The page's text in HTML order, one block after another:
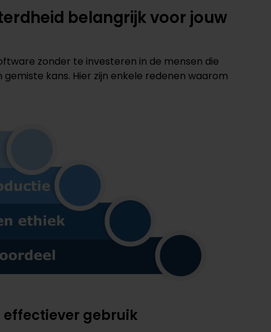
belangrijk voor jouw
zonder te investeren in de mensen die
kans. Hier zijn enkele redenen waarom
effectiever gebruik